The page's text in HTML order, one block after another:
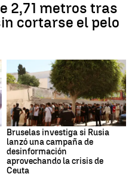
2,71 metros tras
cortarse el pelo
Bruselas investiga si Rusia
lanzó una campaña de
desinformación
aprovechando la crisis de
Ceuta